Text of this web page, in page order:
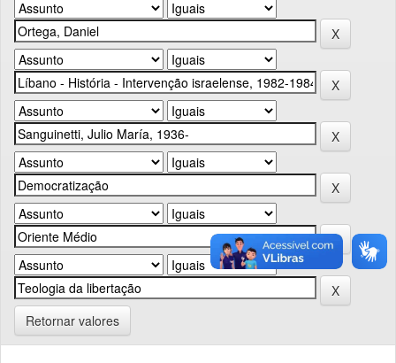
Retornar valores